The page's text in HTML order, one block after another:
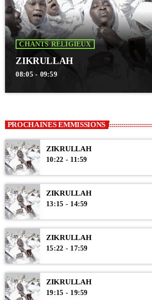
CHANTS RELIGIEUX
ZIKRULLAH
08:05 - 09:59
PROCHAINES EMMISSIONS
ZIKRULLAH
10:22 - 11:59
ZIKRULLAH
13:15 - 14:59
ZIKRULLAH
15:22 - 17:59
ZIKRULLAH
19:15 - 19:59